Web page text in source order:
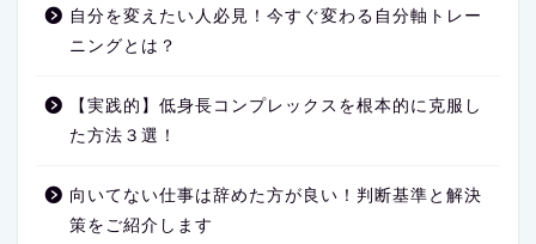
自分を変えたい人必見！今すぐ変わる自分軸トレー
ニングとは？
【実践的】低身長コンプレックスを根本的に克服し
た方法３選！
向いてない仕事は辞めた方が良い！判断基準と解決
策をご紹介します